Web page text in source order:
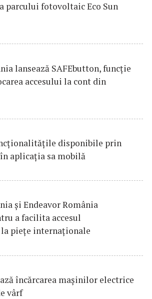
parcului fotovoltaic Eco Sun
lansează SAFEbutton, funcţie
accesului la cont din
disponibile prin
aplicaţia sa mobilă
şi Endeavor România
a facilita accesul
pieţe internaţionale
încărcarea maşinilor electrice
vârf